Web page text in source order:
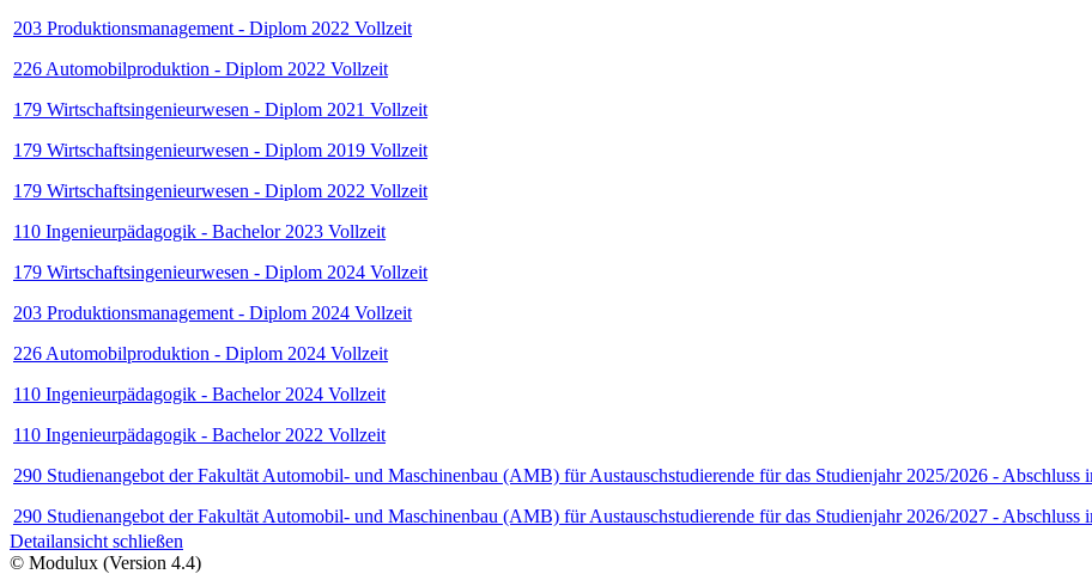
203 Produktionsmanagement - Diplom 2022 Vollzeit
226 Automobilproduktion - Diplom 2022 Vollzeit
179 Wirtschaftsingenieurwesen - Diplom 2021 Vollzeit
179 Wirtschaftsingenieurwesen - Diplom 2019 Vollzeit
179 Wirtschaftsingenieurwesen - Diplom 2022 Vollzeit
110 Ingenieurpädagogik - Bachelor 2023 Vollzeit
179 Wirtschaftsingenieurwesen - Diplom 2024 Vollzeit
203 Produktionsmanagement - Diplom 2024 Vollzeit
226 Automobilproduktion - Diplom 2024 Vollzeit
110 Ingenieurpädagogik - Bachelor 2024 Vollzeit
110 Ingenieurpädagogik - Bachelor 2022 Vollzeit
290 Studienangebot der Fakultät Automobil- und Maschinenbau (AMB) für Austauschstudierende für das Studienjahr 2025/2026 - Abschluss
290 Studienangebot der Fakultät Automobil- und Maschinenbau (AMB) für Austauschstudierende für das Studienjahr 2026/2027 - Abschluss
Detailansicht schließen
© Modulux (Version 4.4)